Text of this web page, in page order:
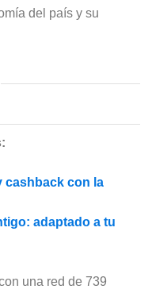
del país y su
cashback con la
adaptado a tu
una red de 739